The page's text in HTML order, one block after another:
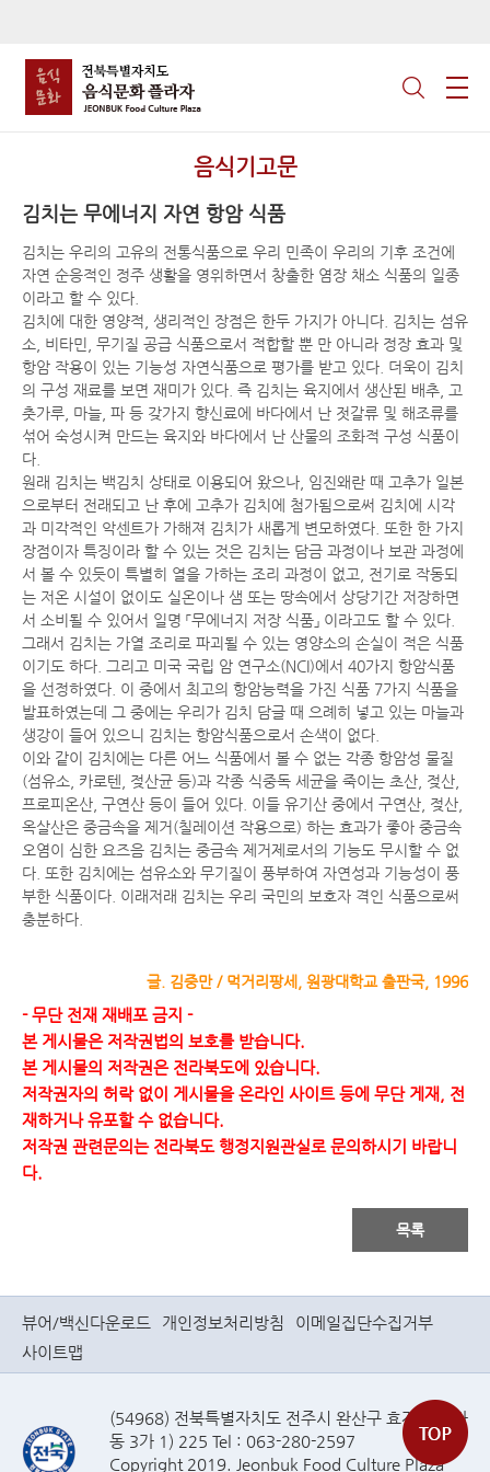
음식기고문
김치는 무에너지 자연 항암 식품
김치는 우리의 고유의 전통식품으로 우리 민족이 우리의 기후 조건에
자연 순응적인 정주 생활을 영위하면서 창출한 염장 채소 식품의 일종
이라고 할 수 있다.
김치에 대한 영양적, 생리적인 장점은 한두 가지가 아니다. 김치는 섬유
소, 비타민, 무기질 공급 식품으로서 적합할 뿐 만 아니라 정장 효과 및
항암 작용이 있는 기능성 자연식품으로 평가를 받고 있다. 더욱이 김치
의 구성 재료를 보면 재미가 있다. 즉 김치는 육지에서 생산된 배추, 고
춧가루, 마늘, 파 등 갖가지 향신료에 바다에서 난 젓갈류 및 해조류를
섞어 숙성시켜 만드는 육지와 바다에서 난 산물의 조화적 구성 식품이
다.
원래 김치는 백김치 상태로 이용되어 왔으나, 임진왜란 때 고추가 일본
으로부터 전래되고 난 후에 고추가 김치에 첨가됨으로써 김치에 시각
과 미각적인 악센트가 가해져 김치가 새롭게 변모하였다. 또한 한 가지
장점이자 특징이라 할 수 있는 것은 김치는 담금 과정이나 보관 과정에
서 볼 수 있듯이 특별히 열을 가하는 조리 과정이 없고, 전기로 작동되
는 저온 시설이 없이도 실온이나 샘 또는 땅속에서 상당기간 저장하면
서 소비될 수 있어서 일명 「무에너지 저장 식품」 이라고도 할 수 있다.
그래서 김치는 가열 조리로 파괴될 수 있는 영양소의 손실이 적은 식품
이기도 하다. 그리고 미국 국립 암 연구소(NCI)에서 40가지 항암식품
을 선정하였다. 이 중에서 최고의 항암능력을 가진 식품 7가지 식품을
발표하였는데 그 중에는 우리가 김치 담글 때 으례히 넣고 있는 마늘과
생강이 들어 있으니 김치는 항암식품으로서 손색이 없다.
이와 같이 김치에는 다른 어느 식품에서 볼 수 없는 각종 항암성 물질
(섬유소, 카로텐, 젖산균 등)과 각종 식중독 세균을 죽이는 초산, 젖산,
프로피온산, 구연산 등이 들어 있다. 이들 유기산 중에서 구연산, 젖산,
옥살산은 중금속을 제거(칠레이션 작용으로) 하는 효과가 좋아 중금속
오염이 심한 요즈음 김치는 중금속 제거제로서의 기능도 무시할 수 없
다. 또한 김치에는 섬유소와 무기질이 풍부하여 자연성과 기능성이 풍
부한 식품이다. 이래저래 김치는 우리 국민의 보호자 격인 식품으로써
충분하다.
글. 김중만 / 먹거리팡세, 원광대학교 출판국, 1996
- 무단 전재 재배포 금지 -
본 게시물은 저작권법의 보호를 받습니다.
본 게시물의 저작권은 전라북도에 있습니다.
저작권자의 허락 없이 게시물을 온라인 사이트 등에 무단 게재, 전
재하거나 유포할 수 없습니다.
저작권 관련문의는 전라북도 행정지원관실로 문의하시기 바랍니
다.
목록
뷰어/백신다운로드 개인정보처리방침
이메일집단수집거부
사이트맵
(54968) 전북특별자치도 전주시 완산구 효자로(효자
동 3가 1) 225 Tel : 063-280-2597
Copyright 2019. Jeonbuk Food Culture Plaza